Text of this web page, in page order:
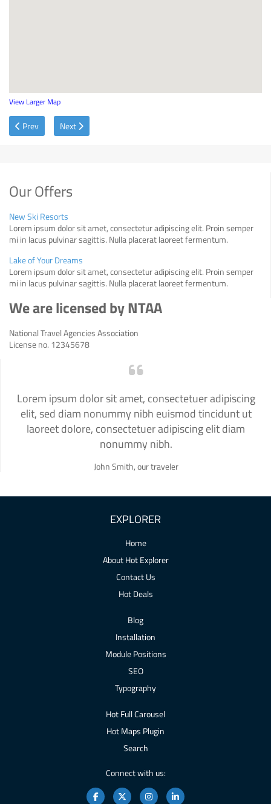
View Larger Map
Previous article: New Ski Resorts
Prev Next article: Lake of Your Dreams
Next
Our Offers
New Ski Resorts
Lorem ipsum dolor sit amet, consectetur adipiscing elit. Proin semper
mi in lacus pulvinar sagittis. Nulla placerat laoreet fermentum.
Lake of Your Dreams
Lorem ipsum dolor sit amet, consectetur adipiscing elit. Proin semper
mi in lacus pulvinar sagittis. Nulla placerat laoreet fermentum.
We are licensed by NTAA
National Travel Agencies Association
License no. 12345678
Lorem ipsum dolor sit amet, consectetuer adipiscing
elit, sed diam nonummy nibh euismod tincidunt ut
laoreet dolore, consectetuer adipiscing elit diam
nonummy nibh.
John Smith, our traveler
EXPLORER
Home
About Hot Explorer
Contact Us
Hot Deals
Blog
Installation
Module Positions
SEO
Typography
Hot Full Carousel
Hot Maps Plugin
Search
Connect with us: